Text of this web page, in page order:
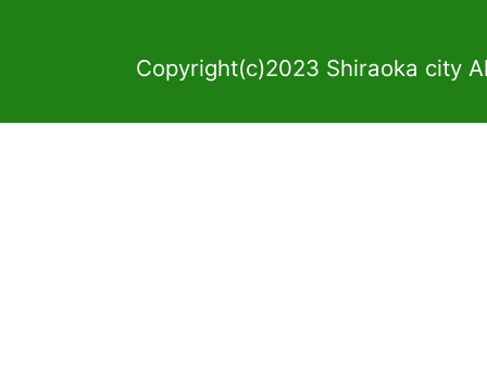
Copyright(c)2023 Shiraoka city